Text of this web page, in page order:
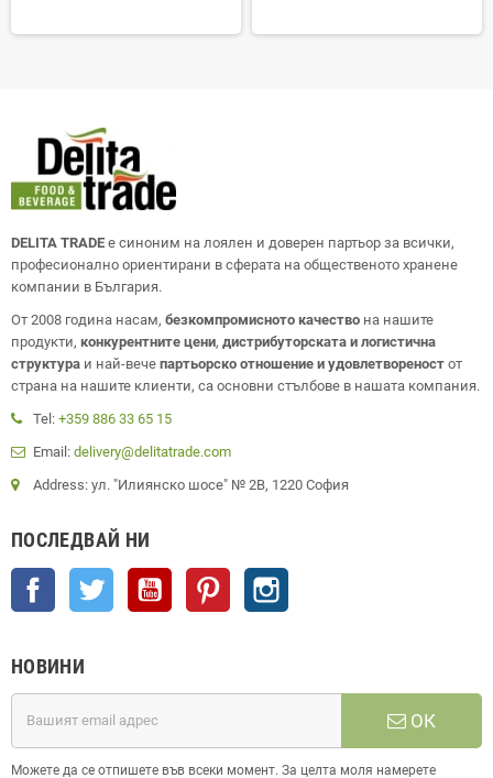
DELITA TRADE е синоним на лоялен и доверен партьор за всички,
професионално ориентирани в сферата на общественото хранене
компании в България.
От 2008 година насам, безкомпромисното качество на нашите
продукти, конкурентните цени, дистрибуторската и логистична
структура и най-вече партьорско отношение и удовлетвореност от
страна на нашите клиенти, са основни стълбове в нашата компания.
Tel: +359 886 33 65 15
Email: delivery@delitatrade.com
Address: ул. "Илиянско шосе" № 2В, 1220 София
ПОСЛЕДВАЙ НИ
Facebook Twitter YouTube Pinterest
НОВИНИ
ОК
Можете да се отпишете във всеки момент. За целта моля намерете